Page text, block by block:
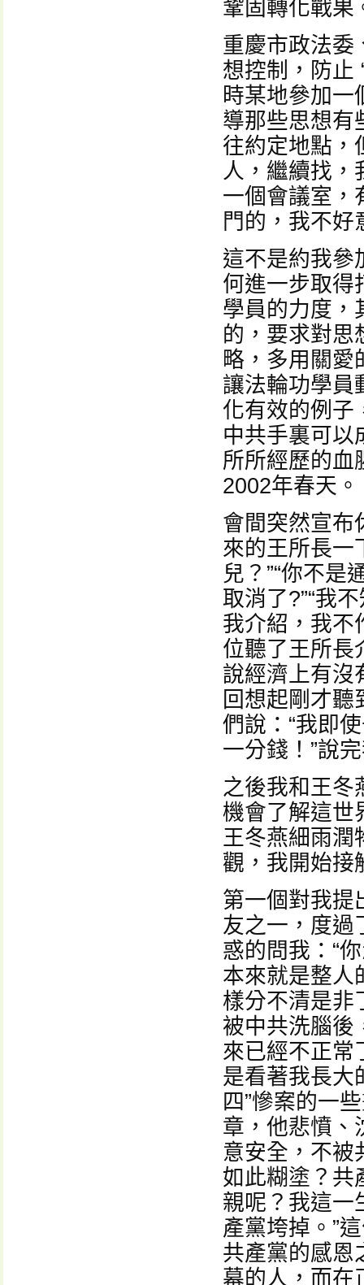
鞏固轉化戰果
重慶市政法委
想控制，防止
時某地參加一
導那些思想有
往約定地點，
人，繼續找，
一個會議室，
門的，我不好
這不是約我參
何進一步取得
學員的力度，
的，要求對思
略，多用關愛
讓法輪功學員
化有效的例子
中共手裏可以
所所經歷的血
2002年春天。
會間突然宣布
來的王所長一
兒？”“你不是
取消了?”“我
我介紹，我不
位聽了王所長
說經濟上有沒
回想起剛才聽
們說：“我即
一分錢！”說
之後我和王冬
機會了解這世
王冬燕細雨潤
觀，我開始接
第一個對我提
友之一，度過
惑的問我：“
本來就是整人
樣分不清是非
被中共洗腦後
來已經不正常
是看著我長大
四”慘案的一
章，他悲憤、
意安全，不被
如此糊塗？共
親呢？我這一
產黨垮掉。”
共產黨的感恩
幕的人，而在